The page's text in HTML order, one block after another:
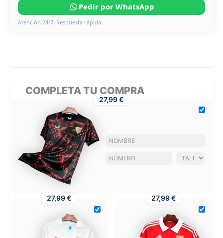
Pedir por WhatsApp
Atención 24/7. Respuesta rápida.
COMPLETA TU COMPRA
27,99 €
27,99 € 27,99 €